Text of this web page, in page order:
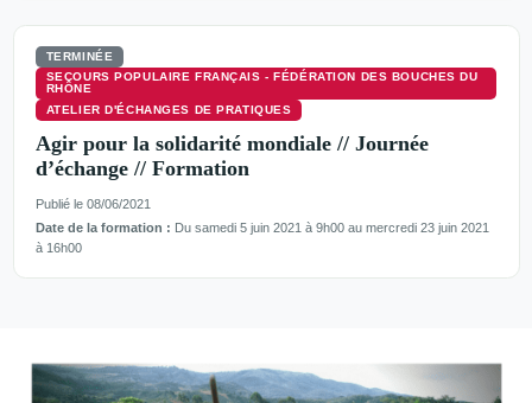
TERMINÉE
SECOURS POPULAIRE FRANÇAIS - FÉDÉRATION DES BOUCHES DU
RHÔNE
ATELIER D'ÉCHANGES DE PRATIQUES
Agir pour la solidarité mondiale // Journée
d’échange // Formation
Publié le 08/06/2021
Date de la formation : Du samedi 5 juin 2021 à 9h00 au mercredi 23 juin 2021
à 16h00